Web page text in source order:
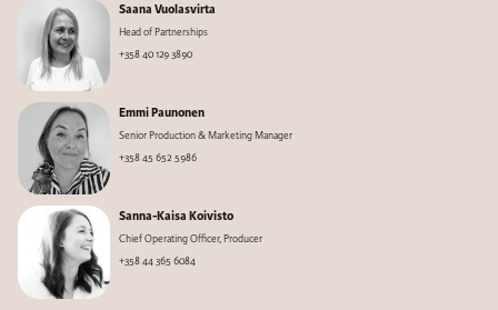
Saana Vuolasvirta
Head of Partnerships
+358 40 129 3890
Emmi Paunonen
Senior Production & Marketing Manager
+358 45 652 5986
Sanna-Kaisa Koivisto
Chief Operating Officer, Producer
+358 44 365 6084